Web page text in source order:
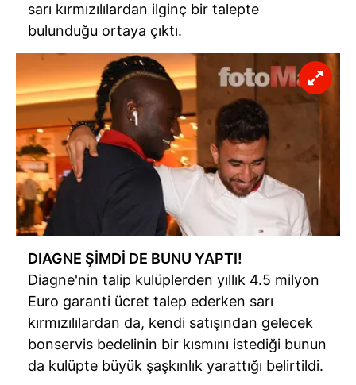
sarı kırmızılılardan ilginç bir talepte
bulunduğu ortaya çıktı.
DIAGNE ŞİMDİ DE BUNU YAPTI!
Diagne'nin talip kulüplerden yıllık 4.5 milyon
Euro garanti ücret talep ederken sarı
kırmızılılardan da, kendi satışından gelecek
bonservis bedelinin bir kısmını istediği bunun
da kulüpte büyük şaşkınlık yarattığı belirtildi.